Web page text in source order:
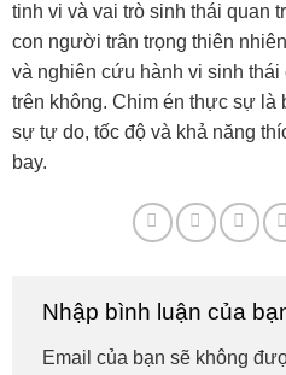
tinh vi và vai trò sinh thái quan
con người trân trọng thiên
và nghiên cứu hành vi sinh
trên không. Chim én thực sự là
sự tự do, tốc độ và khả năng
bay.
Nhập bình luận của
Email của bạn sẽ không